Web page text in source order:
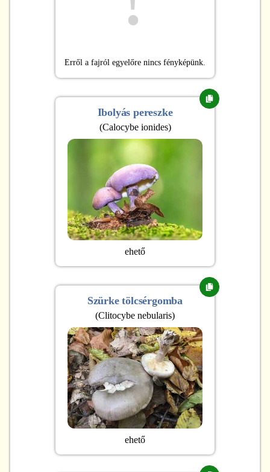
Erről a fajról egyelőre nincs fényképünk.
Ibolyás pereszke
(Calocybe ionides)
ehető
Szürke tölcsérgomba
(Clitocybe nebularis)
ehető